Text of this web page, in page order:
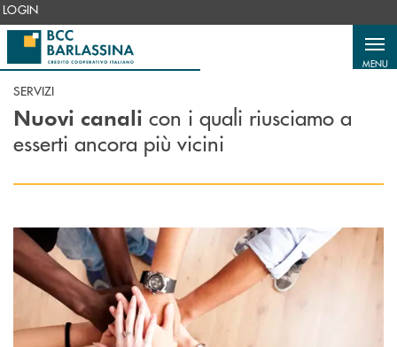
Salta al contenuto principale
LOGIN
MENU
SERVIZI
Nuovi canali con i quali riusciamo a
esserti ancora più vicini
Scopri di più Rete Carta Noi